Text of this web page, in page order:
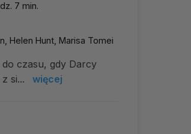
7 min.
Helen Hunt, Marisa Tomei
do czasu, gdy Darcy
si...
więcej